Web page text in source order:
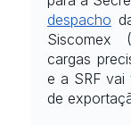
despacho
Siscomex
cargas
e a SRF vai
de